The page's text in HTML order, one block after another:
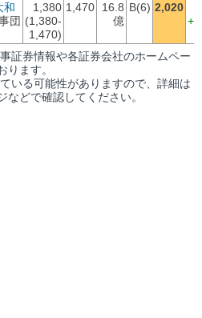
和
団
1,380
(1,380-
1,470)
1,470
16.8
億
B(6) 2,020
証券情報や各証券会社のホームペー
ります。
いる可能性がありますので、詳細は
どで確認してください。